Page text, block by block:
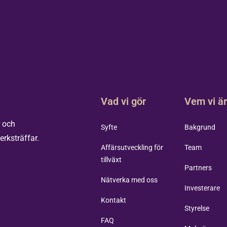
Vad vi gör
Syfte
Affärsutveckling för
tillväxt
Nätverka med oss
Kontakt
FAQ
Vem vi är
Bakgrund
Team
Partners
Investerare
Styrelse